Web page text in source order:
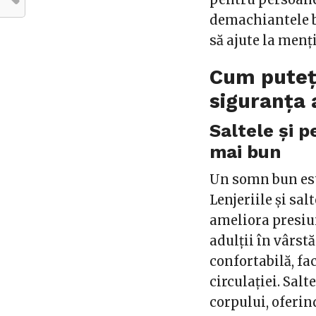
demachiantele
să ajute la
Cum
siguranța
Saltele și
mai bun
Un somn bun
Lenjeriile și
ameliora
adulții în
confortabilă,
circulației.
corpului,